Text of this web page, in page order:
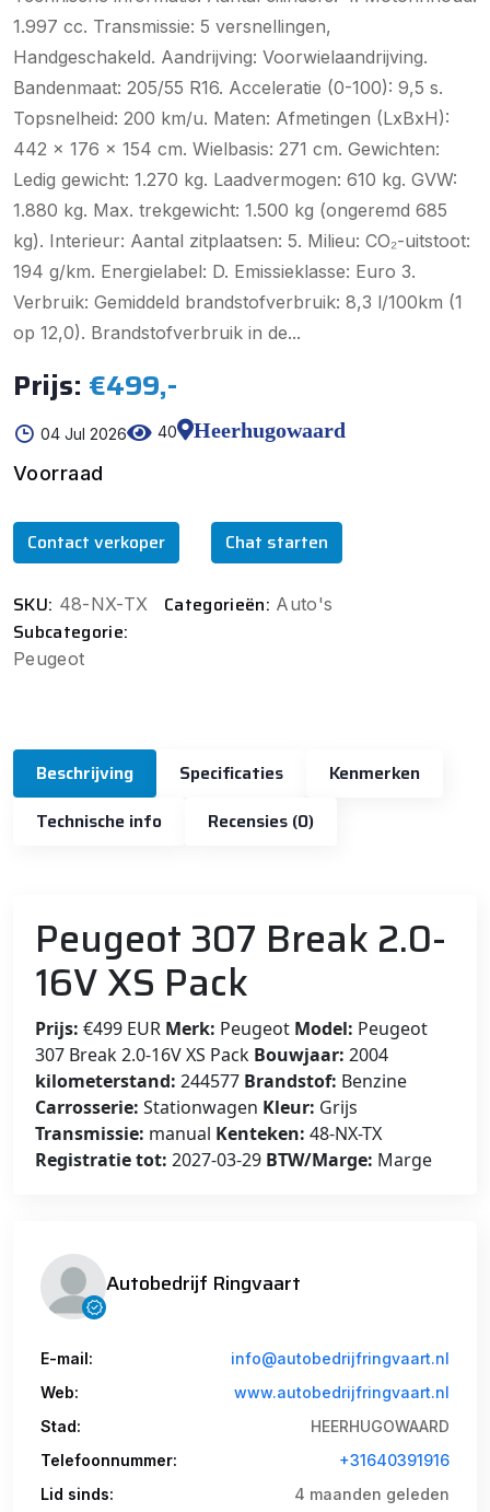
1.997 cc. Transmissie: 5 versnellingen,
Handgeschakeld. Aandrijving: Voorwielaandrijving.
Bandenmaat: 205/55 R16. Acceleratie (0-100): 9,5 s.
Topsnelheid: 200 km/u. Maten: Afmetingen (LxBxH):
442 x 176 x 154 cm. Wielbasis: 271 cm. Gewichten:
Ledig gewicht: 1.270 kg. Laadvermogen: 610 kg. GVW:
1.880 kg. Max. trekgewicht: 1.500 kg (ongeremd 685
kg). Interieur: Aantal zitplaatsen: 5. Milieu: CO₂-uitstoot:
194 g/km. Energielabel: D. Emissieklasse: Euro 3.
Verbruik: Gemiddeld brandstofverbruik: 8,3 l/100km (1
op 12,0). Brandstofverbruik in de...
Prijs: €499,-
04 Jul 2026 40
Heerhugowaard
Voorraad
Contact verkoper Chat starten
SKU: 48-NX-TX Categorieën: Auto's
Subcategorie:
Peugeot
Beschrijving Specificaties
Kenmerken
Technische info
Recensies (0)
Peugeot 307 Break 2.0-
16V XS Pack
Prijs: €499 EUR Merk: Peugeot Model: Peugeot
307 Break 2.0-16V XS Pack Bouwjaar: 2004
kilometerstand: 244577 Brandstof: Benzine
Carrosserie: Stationwagen Kleur: Grijs
Transmissie: manual Kenteken: 48-NX-TX
Registratie tot: 2027-03-29 BTW/Marge: Marge
Autobedrijf Ringvaart
E-mail:
info@autobedrijfringvaart.nl
Web:
www.autobedrijfringvaart.nl
Stad:
HEERHUGOWAARD
Telefoonnummer:
+31640391916
Lid sinds:
4 maanden geleden